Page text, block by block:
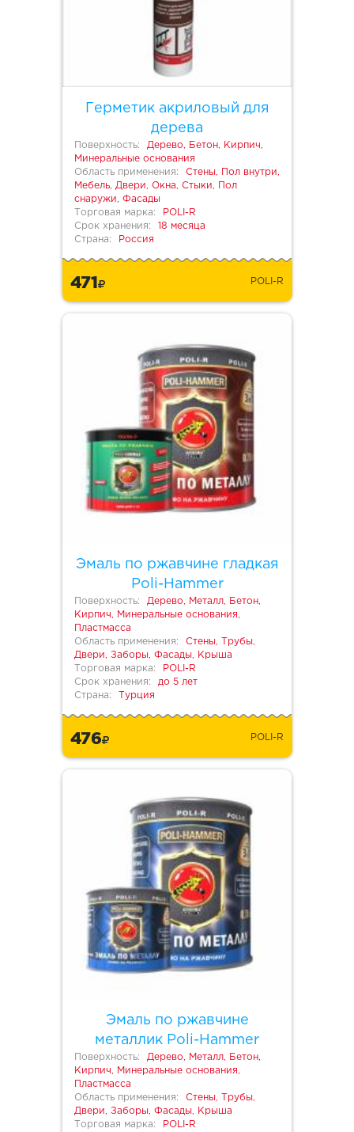
Герметик акриловый для
дерева
Поверхность:
Дерево, Бетон, Кирпич,
Минеральные основания
Область применения:
Стены, Пол внутри,
Мебель, Двери, Окна, Стыки, Пол
снаружи, Фасады
Торговая марка:
POLI-R
Срок хранения:
18 месяца
Страна:
Россия
471 POLI-R
Эмаль по ржавчине гладкая
Poli-Hammer
Поверхность:
Дерево, Металл, Бетон,
Кирпич, Минеральные основания,
Пластмасса
Область применения:
Стены, Трубы,
Двери, Заборы, Фасады, Крыша
Торговая марка:
POLI-R
Срок хранения:
до 5 лет
Страна:
Турция
476 POLI-R
Эмаль по ржавчине
металлик Poli-Hammer
Поверхность:
Дерево, Металл, Бетон,
Кирпич, Минеральные основания,
Пластмасса
Область применения:
Стены, Трубы,
Двери, Заборы, Фасады, Крыша
Торговая марка:
POLI-R